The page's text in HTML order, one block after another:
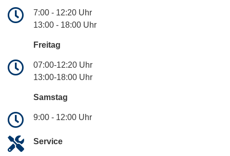
7:00 - 12:20 Uhr
13:00 - 18:00 Uhr
Freitag
07:00-12:20 Uhr
13:00-18:00 Uhr
Samstag
9:00 - 12:00 Uhr
Service